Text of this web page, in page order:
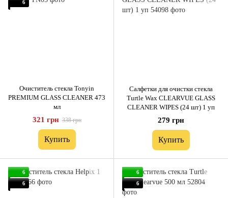
6
Очиститель стекла Tonyin
PREMIUM GLASS CLEANER 473
мл
321 грн 338 грн
Купить
Салфетки для очистки стекла
Turtle Wax CLEARVUE GLASS
CLEANER WIPES (24 шт) 1 уп
279 грн
Купить
6
6
6
6